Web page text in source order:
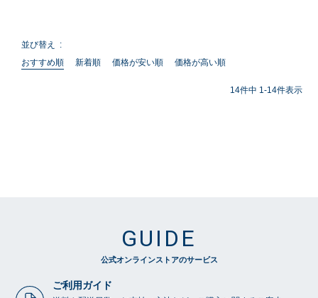
並び替え
おすすめ順
新着順 価格が安い順 価格が高い順
14件中 1-14件表示
GUIDE
公式オンラインストアのサービス
ご利用ガイド